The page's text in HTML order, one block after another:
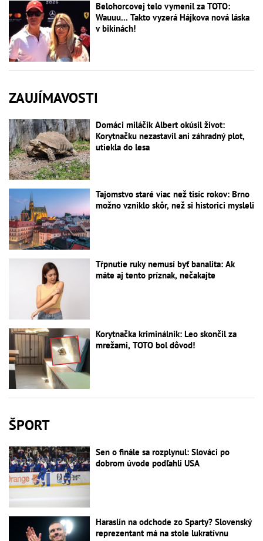
Belohorcovej telo vymenil za TOTO:
Wauuu... Takto vyzerá Hájkova nová láska
v bikinách!
ZAUJÍMAVOSTI
Domáci miláčik Albert okúsil život:
Korytnačku nezastavil ani záhradný plot,
utiekla do lesa
Tajomstvo staré viac než tisíc rokov: Brno
možno vzniklo skôr, než si historici mysleli
Tŕpnutie ruky nemusí byť banalita: Ak
máte aj tento príznak, nečakajte
Korytnačka kriminálnik: Leo skončil za
mrežami, TOTO bol dôvod!
ŠPORT
Sen o finále sa rozplynul: Slováci po
dobrom úvode podľahli USA
Haraslín na odchode zo Sparty? Slovenský
reprezentant má na stole lukratívnu